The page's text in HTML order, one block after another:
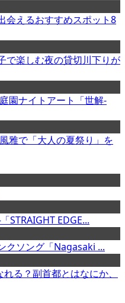
会えるおすすめスポット8
で楽しむ夜の貸切川下りが
園ナイトアート「世解-
雅で「大人の夏祭り」を
STRAIGHT EDGE...
クソング「Nagasaki ...
る？副首都とはなにか、